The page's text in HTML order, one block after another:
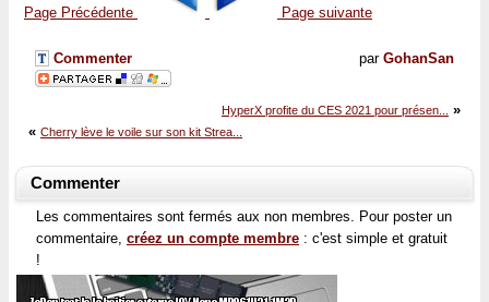
Page Précédente Page suivante
par GohanSan
Commenter
HyperX profite du CES 2021 pour présen...
»
« Cherry lève le voile sur son kit Strea...
Commenter
Les commentaires sont fermés aux non membres. Pour poster un
commentaire, créez un compte membre : c'est simple et gratuit
!